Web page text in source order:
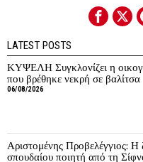
LATEST POSTS
ΚΥΨΕΛΗ Συγκλονίζει η
που βρέθηκε νεκρή σε βαλίτσα
06/08/2026
Αριστομένης Προβελέγγιος: Η
σπουδαίου ποιητή από τη